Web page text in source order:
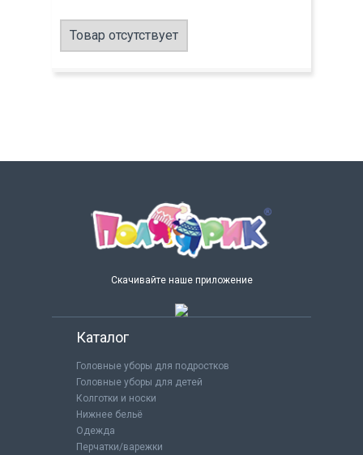
Товар отсутствует
Скачивайте наше приложение
Каталог
Головные уборы для подростков
Головные уборы для детей
Колготки и носки
Нижнее бельё
Одежда
Перчатки/варежки